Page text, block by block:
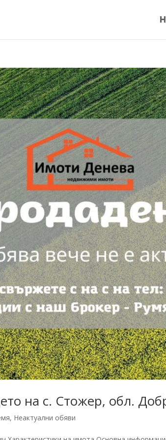
на с. Стожер, обл.
, Неактуални обяви